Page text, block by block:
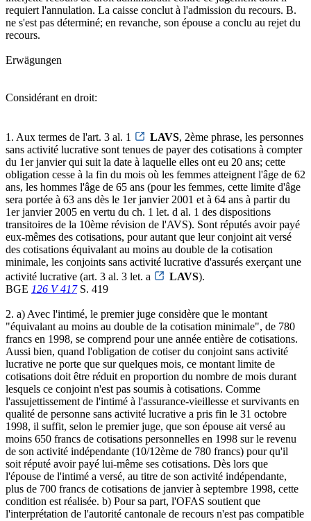
requiert l'annulation. La caisse conclut à l'admission du recours. B.
ne s'est pas déterminé; en revanche, son épouse a conclu au rejet du
recours.
Erwägungen
Considérant en droit:
1. Aux termes de l'art. 3 al. 1 LAVS, 2ème phrase, les personnes
sans activité lucrative sont tenues de payer des cotisations à compter
du 1er janvier qui suit la date à laquelle elles ont eu 20 ans; cette
obligation cesse à la fin du mois où les femmes atteignent l'âge de 62
ans, les hommes l'âge de 65 ans (pour les femmes, cette limite d'âge
sera portée à 63 ans dès le 1er janvier 2001 et à 64 ans à partir du
1er janvier 2005 en vertu du ch. 1 let. d al. 1 des dispositions
transitoires de la 10ème révision de l'AVS). Sont réputés avoir payé
eux-mêmes des cotisations, pour autant que leur conjoint ait versé
des cotisations équivalant au moins au double de la cotisation
minimale, les conjoints sans activité lucrative d'assurés exerçant une
activité lucrative (art. 3 al. 3 let. a
LAVS).
BGE 126 V 417S. 419
2. a) Avec l'intimé, le premier juge considère que le montant
"équivalant au moins au double de la cotisation minimale", de 780
francs en 1998, se comprend pour une année entière de cotisations.
Aussi bien, quand l'obligation de cotiser du conjoint sans activité
lucrative ne porte que sur quelques mois, ce montant limite de
cotisations doit être réduit en proportion du nombre de mois durant
lesquels ce conjoint n'est pas soumis à cotisations. Comme
l'assujettissement de l'intimé à l'assurance-vieillesse et survivants en
qualité de personne sans activité lucrative a pris fin le 31 octobre
1998, il suffit, selon le premier juge, que son épouse ait versé au
moins 650 francs de cotisations personnelles en 1998 sur le revenu
de son activité indépendante (10/12ème de 780 francs) pour qu'il
soit réputé avoir payé lui-même ses cotisations. Dès lors que
l'épouse de l'intimé a versé, au titre de son activité indépendante,
plus de 700 francs de cotisations de janvier à septembre 1998, cette
condition est réalisée. b) Pour sa part, l'OFAS soutient que
l'interprétation de l'autorité cantonale de recours n'est pas compatible